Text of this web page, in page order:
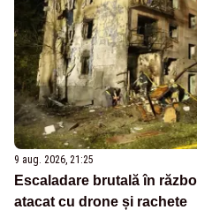
9 aug. 2026, 21:25
Escaladare brutală în
atacat cu drone și rachete